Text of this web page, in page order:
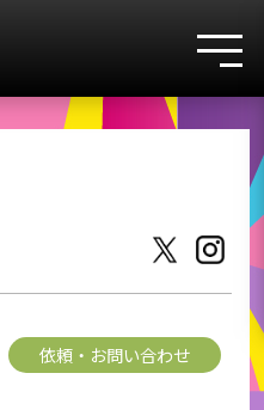
依頼・お問い合わせ